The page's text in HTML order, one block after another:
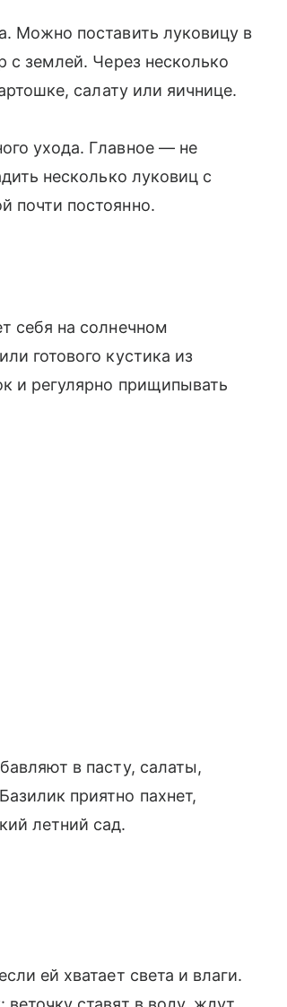
Можно поставить луковицу в
с землей. Через несколько
салату или яичнице.
ухода. Главное — не
несколько луковиц с
почти постоянно.
себя на солнечном
готового кустика из
и регулярно прищипывать
в пасту, салаты,
приятно пахнет,
летний сад.
ей хватает света и влаги.